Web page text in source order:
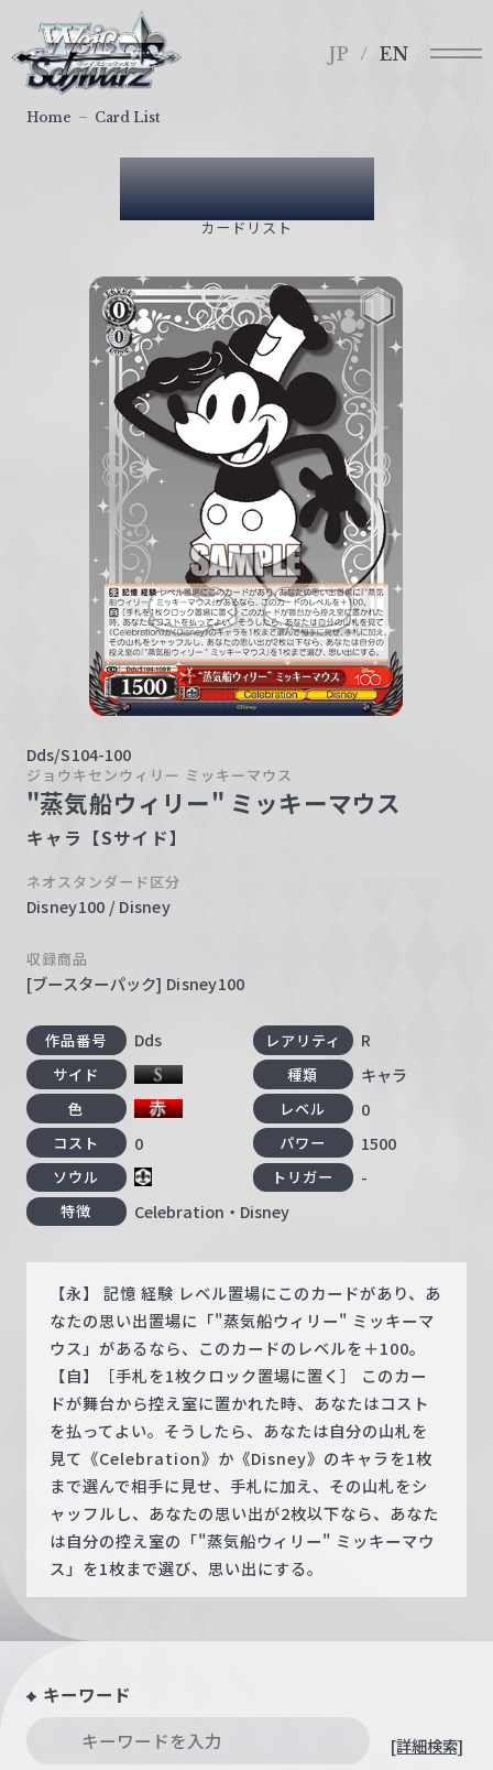
ァ
イ
JP EN
Card List
カードリスト
Home Card List
Dds/S104-100
ジョウキセンウィリー ミッキーマウス
"蒸気船ウィリー" ミッキーマウス
キャラ【Sサイド】
ネオスタンダード区分
Disney100 / Disney
収録商品
[ブースターパック] Disney100
作品番号 Dds レアリティ R
サイド 種類 キャラ
色 レベル 0
コスト 0 パワー 1500
ソウル トリガー -
特徴 Celebration・Disney
【永】 記憶 経験 レベル置場にこのカードがあり、あ
なたの思い出置場に「"蒸気船ウィリー" ミッキーマ
ウス」があるなら、このカードのレベルを＋100。
【自】［手札を1枚クロック置場に置く］ このカー
ドが舞台から控え室に置かれた時、あなたはコスト
を払ってよい。そうしたら、あなたは自分の山札を
見て《Celebration》か《Disney》のキャラを1枚
まで選んで相手に見せ、手札に加え、その山札をシ
ャッフルし、あなたの思い出が2枚以下なら、あなた
は自分の控え室の「"蒸気船ウィリー" ミッキーマウ
ス」を1枚まで選び、思い出にする。
キーワード
[詳細検索]